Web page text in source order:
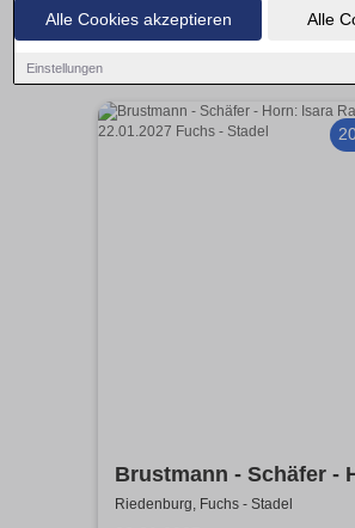
Alle Cookies akzeptieren Alle
Einstellungen
Neustadt an der Donau – hier finden alles im
Brustmann - Schäfer -
Isara Rapidus
Riedenburg, Fuchs - Stadel